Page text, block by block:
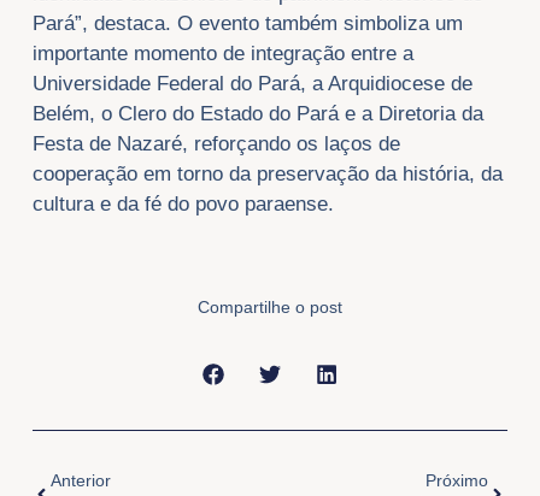
Pará”, destaca. O evento também simboliza um
importante momento de integração entre a
Universidade Federal do Pará, a Arquidiocese de
Belém, o Clero do Estado do Pará e a Diretoria da
Festa de Nazaré, reforçando os laços de
cooperação em torno da preservação da história, da
cultura e da fé do povo paraense.
Compartilhe o post
Anterior
Próximo